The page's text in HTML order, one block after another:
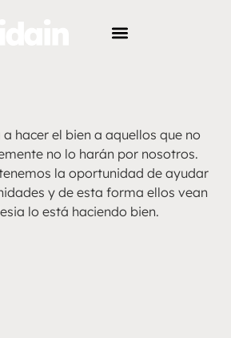
hacer el bien a aquellos que no
no lo harán por nosotros.
la oportunidad de ayudar
y de esta forma ellos vean
lo está haciendo bien.